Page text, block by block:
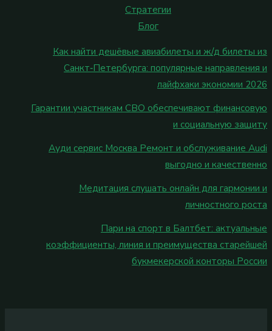
Стратегии
Блог
Как найти дешёвые авиабилеты и ж/д билеты из
Санкт‑Петербурга: популярные направления и
лайфхаки экономии 2026
Гарантии участникам СВО обеспечивают финансовую
и социальную защиту
Ауди сервис Москва Ремонт и обслуживание Audi
выгодно и качественно
Медитация слушать онлайн для гармонии и
личностного роста
Пари на спорт в Балтбет: актуальные
коэффициенты, линия и преимущества старейшей
букмекерской конторы России